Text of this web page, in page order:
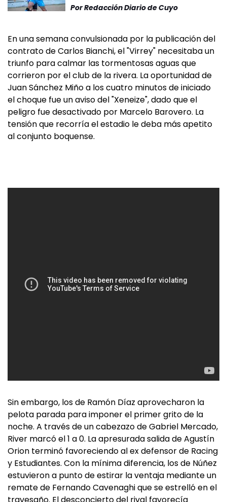
PorRedacción Diario de Cuyo
En una semana convulsionada por la publicación del
contrato de Carlos Bianchi, el "Virrey" necesitaba un
triunfo para calmar las tormentosas aguas que
corrieron por el club de la rivera. La oportunidad de
Juan Sánchez Miño a los cuatro minutos de iniciado
el choque fue un aviso del "Xeneize", dado que el
peligro fue desactivado por Marcelo Barovero. La
tensión que recorría el estadio le deba más apetito
al conjunto boquense.
Sin embargo, los de Ramón Díaz aprovecharon la
pelota parada para imponer el primer grito de la
noche. A través de un cabezazo de Gabriel Mercado,
River marcó el 1 a 0. La apresurada salida de Agustín
Orion terminó favoreciendo al ex defensor de Racing
y Estudiantes. Con la mínima diferencia, los de Núñez
estuvieron a punto de estirar la ventaja mediante un
remate de Fernando Cavenaghi que se estrelló en el